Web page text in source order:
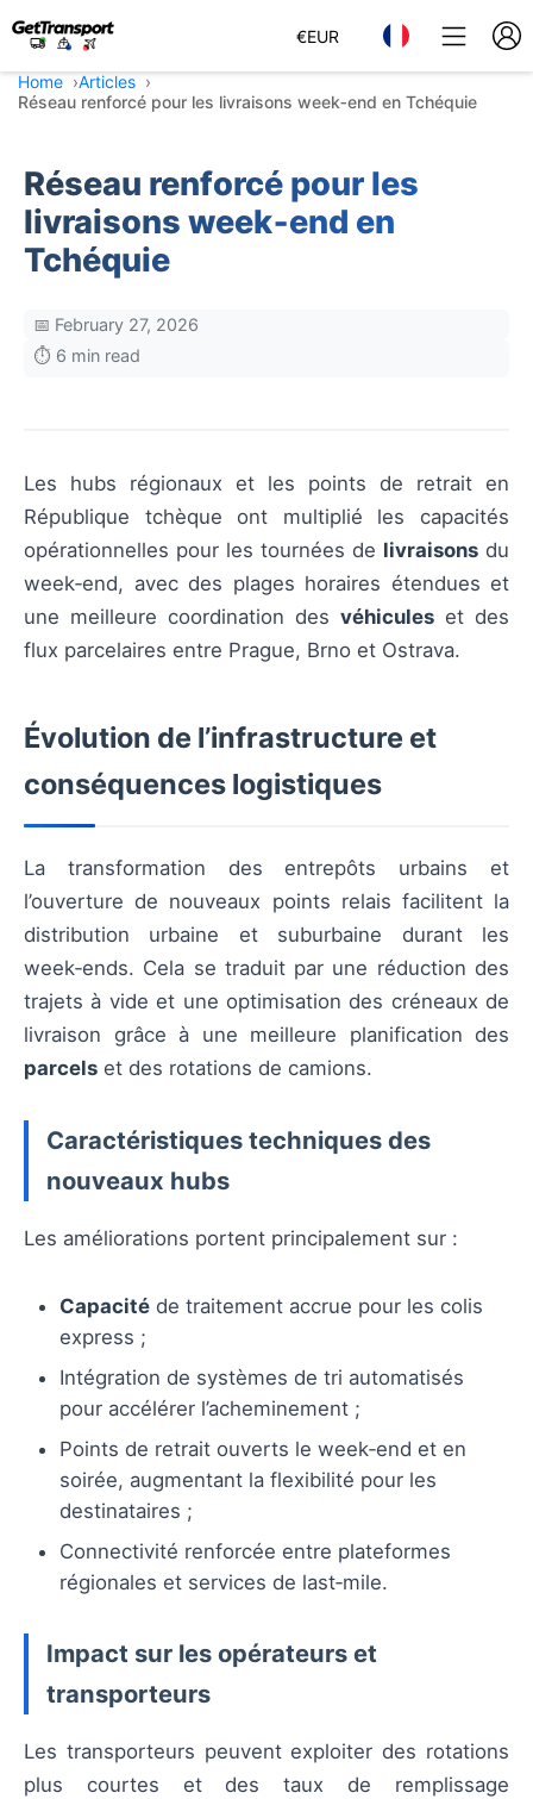
€EUR
Home
Articles
Réseau renforcé pour les livraisons week‑end en Tchéquie
Réseau renforcé pour les
livraisons week‑end en
Tchéquie
📅 February 27, 2026
⏱️ 6 min read
Les hubs régionaux et les points de retrait en
République tchèque ont multiplié les capacités
opérationnelles pour les tournées de livraisons du
week‑end, avec des plages horaires étendues et
une meilleure coordination des véhicules et des
flux parcelaires entre Prague, Brno et Ostrava.
Évolution de l’infrastructure et
conséquences logistiques
La transformation des entrepôts urbains et
l’ouverture de nouveaux points relais facilitent la
distribution urbaine et suburbaine durant les
week‑ends. Cela se traduit par une réduction des
trajets à vide et une optimisation des créneaux de
livraison grâce à une meilleure planification des
parcels et des rotations de camions.
Caractéristiques techniques des
nouveaux hubs
Les améliorations portent principalement sur :
Capacité de traitement accrue pour les colis
express ;
Intégration de systèmes de tri automatisés
pour accélérer l’acheminement ;
Points de retrait ouverts le week‑end et en
soirée, augmentant la flexibilité pour les
destinataires ;
Connectivité renforcée entre plateformes
régionales et services de last‑mile.
Impact sur les opérateurs et
transporteurs
Les transporteurs peuvent exploiter des rotations
plus courtes et des taux de remplissage